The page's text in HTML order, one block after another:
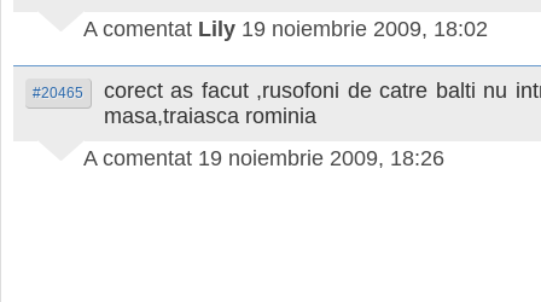
A comentat Lily 19 noiembrie 2009, 18:02
#20465
corect as facut ,rusofoni de catre balti nu
masa,traiasca rominia
A comentat 19 noiembrie 2009, 18:26